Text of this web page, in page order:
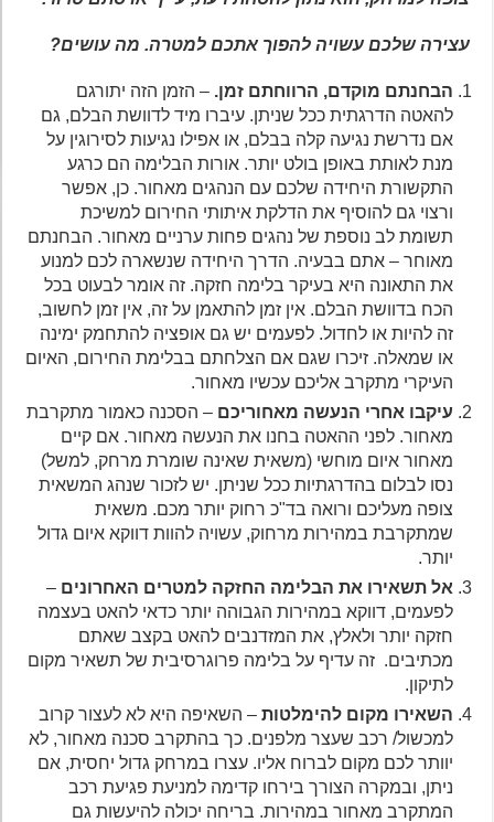
עצירה שלכם עשויה להפוך אתכם למטרה. מה עושים?
הבחנתם מוקדם, הרווחתם זמן.– הזמן הזה יתורגם
להאטה הדרגתית ככל שניתן. עיברו מיד לדוושת הבלם, גם
אם נדרשת נגיעה קלה בבלם, או אפילו נגיעות לסירוגין על
מנת לאותת באופן בולט יותר. אורות הבלימה הם כרגע
התקשורת היחידה שלכם עם הנהגים מאחור. כן, אפשר
ורצוי גם להוסיף את הדלקת איתותי החירום למשיכת
תשומת לב נוספת של נהגים פחות ערניים מאחור. הבחנתם
מאוחר – אתם בבעיה. הדרך היחידה שנשארה לכם למנוע
את התאונה היא בעיקר בלימה חזקה. זה אומר לבעוט בכל
הכח בדוושת הבלם. אין זמן להתאמן על זה, אין זמן לחשוב,
זה להיות או לחדול. לפעמים יש גם אופציה להתחמק ימינה
או שמאלה. זיכרו שגם אם הצלחתם בבלימת החירום, האיום
העיקרי מתקרב אליכם עכשיו מאחור.
עיקבו אחרי הנעשה מאחוריכם– הסכנה כאמור מתקרבת
מאחור. לפני ההאטה בחנו את הנעשה מאחור. אם קיים
מאחור איום מוחשי (משאית שאינה שומרת מרחק, למשל)
נסו לבלום בהדרגתיות ככל שניתן. יש לזכור שנהג המשאית
צופה מעליכם ורואה בד"כ רחוק יותר מכם. משאית
שמתקרבת במהירות מרחוק, עשויה להוות דווקא איום גדול
יותר.
אל תשאירו את הבלימה החזקה למטרים האחרונים–
לפעמים, דווקא במהירות הגבוהה יותר כדאי להאט בעצמה
חזקה יותר ולאלץ, את המזדנבים להאט בקצב שאתם
מכתיבים. זה עדיף על בלימה פרוגרסיבית של תשאיר מקום
לתיקון.
השאירו מקום להימלטות– השאיפה היא לא לעצור קרוב
למכשול/ רכב שעצר מלפנים. כך בהתקרב סכנה מאחור, לא
יוותר לכם מקום לברוח אליו. עצרו במרחק גדול יחסית, אם
ניתן, ובמקרה הצורך בירחו קדימה למניעת פגיעת רכב
המתקרב מאחור במהירות. בריחה יכולה להיעשות גם